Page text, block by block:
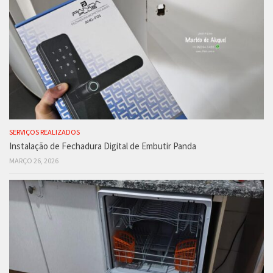
SERVIÇOS REALIZADOS
Instalação de Fechadura Digital de Embutir Panda
MARÇO 26, 2026